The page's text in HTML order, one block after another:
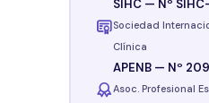
SIHC — Nº
Sociedad
Clínica
APENB — Nº
Asoc. Profesional